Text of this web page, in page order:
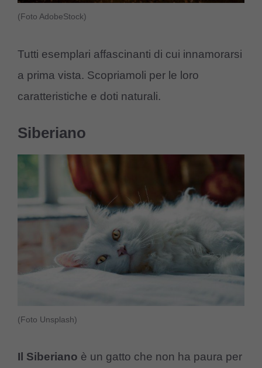
(Foto AdobeStock)
Tutti esemplari affascinanti di cui innamorarsi
a prima vista. Scopriamoli per le loro
caratteristiche e doti naturali.
Siberiano
(Foto Unsplash)
Il Siberiano è un gatto che non ha paura per